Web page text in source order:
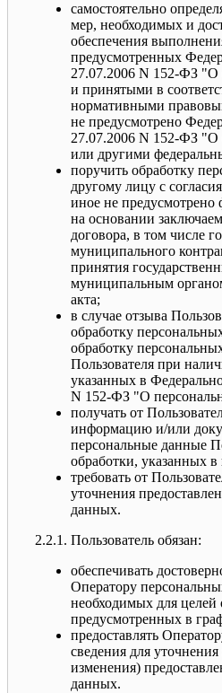
самостоятельно
мер, необходимых и
обеспечения
предусмотренных
27.07.2006 N 152-ФЗ "О
и принятыми в
нормативными
не предусмотрено
27.07.2006 N 152-ФЗ "О
или другими
поручить обработку
другому лицу с
иное не предусмотрено
на основании
договора, в том числе
муниципального
принятия
муниципальным
акта;
в случае отзыва
обработку
обработку
Пользователя при
указанных в
N 152-ФЗ "О
получать от
информацию и/или
персональные данные
обработки, указанных
требовать от
уточнения
данных.
2.2.1. Пользователь обязан:
обеспечивать
Оператору
необходимых для целей
предусмотренных в
предоставлять
сведения для
изменения)
данных.